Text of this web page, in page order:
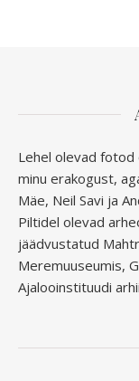
Lehel olevad fotod
minu erakogust,
Mäe, Neil Savi ja
Piltidel olevad
jäädvustatud
Meremuuseumis,
Ajalooinstituudi